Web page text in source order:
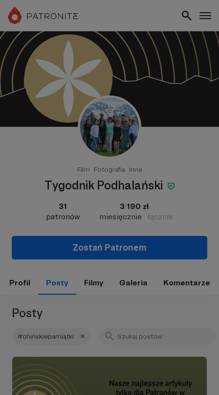
Film Fotografia Inne
Tygodnik Podhalański
31
patronów
3 190 zł
miesięcznie
łącznie
Zostań Patronem
Profil Posty Filmy Galeria Komentarze
Posty
#chińskiepamiątki